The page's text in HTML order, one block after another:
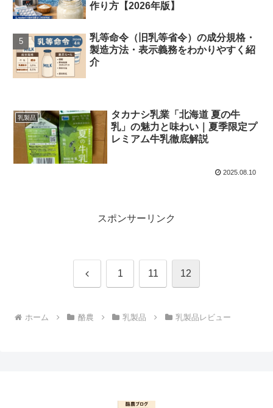
作り方【2026年版】
乳等命令（旧乳等省令）の成分規格・
製造方法・表示義務をわかりやすく紹
介
乳製品
タカナシ乳業「北海道 夏の牛
乳」の魅力と味わい｜夏季限定プ
レミアム牛乳徹底解説
2025.08.10
スポンサーリンク
前 1 11 12
ホーム 酪農 乳製品 乳製品レビュー